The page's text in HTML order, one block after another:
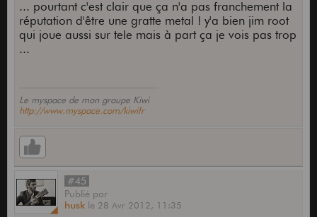
que l'on peut vraiment la mettre en valeur et
développer des techniques et sonorités plus
difficilement applicables sur d'autres guitares : des
basses qui percutent, bends derrière le sillet,
nuance. Elle peut être difficile à jouer au début,
mais elle fait progresser. Avec elle, on joue
... pourtant c'est clair que ça n'a pas franchement la
réputation d'être une gratte metal ! y'a bien jim root
qui joue aussi sur tele mais à part ça je vois pas trop
...
Le myspace de mon groupe Kiwi
http://www.myspace.com/kiwifr
#45
Publié par
husk le 28 Avr 2012, 11:35